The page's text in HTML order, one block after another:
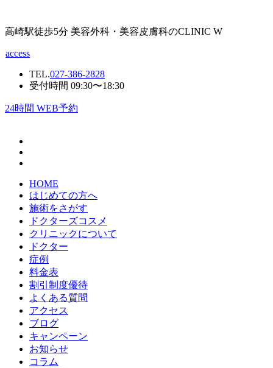
高崎駅徒歩5分 美容外科・美容皮膚科のCLINIC W
access
TEL.027-386-2828
受付時間 09:30〜18:30
24時間 WEB予約
HOME
はじめての方へ
施術をさがす
ドクターズコスメ
クリニックについて
ドクター
症例
料金表
割引制度優待
よくある質問
アクセス
ブログ
キャンペーン
お知らせ
コラム